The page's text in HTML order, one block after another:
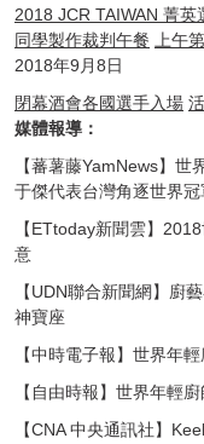
2018 JCR TAIWAN 菁英
同學製作裁判午餐 上午
2018年9月8日
閉幕酒會各國選手入場
媒體報導：
【蕃薯藤YamNews】
于傑代表台灣角逐世界冠
【ETtoday新聞雲】
意
【UDN聯合新聞網】廚
神寶座
【中時電子報】世界年
【自由時報】世界年輕
【CNA 中央通訊社】